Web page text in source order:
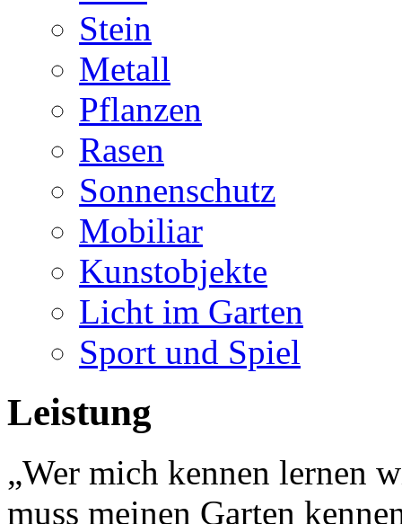
Stein
Metall
Pflanzen
Rasen
Sonnenschutz
Mobiliar
Kunstobjekte
Licht im Garten
Sport und Spiel
Leistung
„Wer mich kennen lernen
muss meinen Garten